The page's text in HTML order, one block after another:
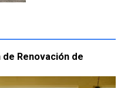
de Renovación de